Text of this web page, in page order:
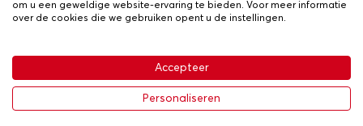
€ 113,43
-25% € 151,24
Algemene verkoopvoorwaarden•Privacy- en cookiebeleid
•Livraison
om u een geweldige website-ervaring te bieden. Voor meer informatie
over de cookies die we gebruiken opent u de instellingen.
Accepteer
Personaliseren